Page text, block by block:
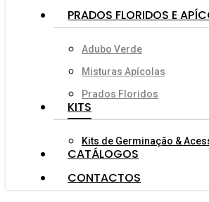
PRADOS FLORIDOS E
Adubo Verde
Misturas Apícolas
Prados Floridos
KITS
Kits de Germinação &
CATÁLOGOS
CONTACTOS